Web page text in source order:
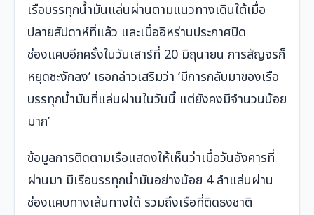
เรือบรรทุกน้ำมันแล่นผ่านตามแนวทางเดินใต้เมื่อ
ปลายสัปดาห์ที่แล้ว และเมื่ออิหร่านประกาศปิด
ช่องแคบอีกครั้งในวันเสาร์ที่ 20 มิถุนายน การสัญจรก็
หยุดชะงักลง’ เธอกล่าวเสริมว่า ‘มีการกลับมาของเรือ
บรรทุกน้ำมันที่แล่นผ่านในวันนี้ แต่ยังคงมีจำนวนน้อย
มาก’
ข้อมูลการติดตามเรือแสดงให้เห็นว่าเมื่อวันอังคารที่
ผ่านมา มีเรือบรรทุกน้ำมันอย่างน้อย 4 ลำแล่นผ่าน
ช่องแคบทางเส้นทางใต้ รวมถึงเรือที่ติดธงชาติ